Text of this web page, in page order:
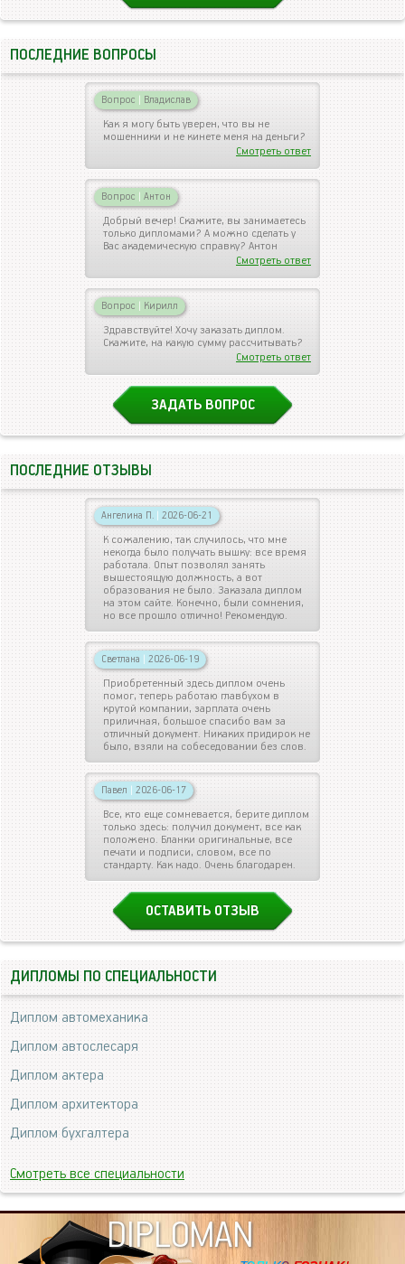
ПОСЛЕДНИЕ ВОПРОСЫ
Вопрос Владислав
Как я могу быть уверен, что вы не
мошенники и не кинете меня на деньги?
Смотреть ответ
Вопрос Антон
Добрый вечер! Скажите, вы занимаетесь
только дипломами? А можно сделать у
Вас академическую справку? Антон
Смотреть ответ
Вопрос Кирилл
Здравствуйте! Хочу заказать диплом.
Скажите, на какую сумму рассчитывать?
Смотреть ответ
ЗАДАТЬ ВОПРОС
ПОСЛЕДНИЕ ОТЗЫВЫ
Ангелина П. 2026-06-21
К сожалению, так случилось, что мне
некогда было получать вышку: все время
работала. Опыт позволял занять
вышестоящую должность, а вот
образования не было. Заказала диплом
на этом сайте. Конечно, были сомнения,
но все прошло отлично! Рекомендую.
Светлана 2026-06-19
Приобретенный здесь диплом очень
помог, теперь работаю главбухом в
крутой компании, зарплата очень
приличная, большое спасибо вам за
отличный документ. Никаких придирок не
было, взяли на собеседовании без слов.
Павел 2026-06-17
Все, кто еще сомневается, берите диплом
только здесь: получил документ, все как
положено. Бланки оригинальные, все
печати и подписи, словом, все по
стандарту. Как надо. Очень благодарен.
ОСТАВИТЬ ОТЗЫВ
ДИПЛОМЫ ПО СПЕЦИАЛЬНОСТИ
Диплом автомеханика
Диплом автослесаря
Диплом актера
Диплом архитектора
Диплом бухгалтера
Смотреть все специальности
DIPLOMAN